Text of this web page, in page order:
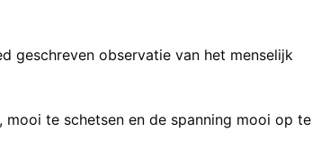
geschreven observatie van het menselijk
te schetsen en de spanning mooi op te